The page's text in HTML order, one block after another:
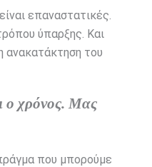
επαναστατικές.
ύπαρξης. Και
ανακατάκτηση του
ο χρόνος. Μας
που μπορούμε